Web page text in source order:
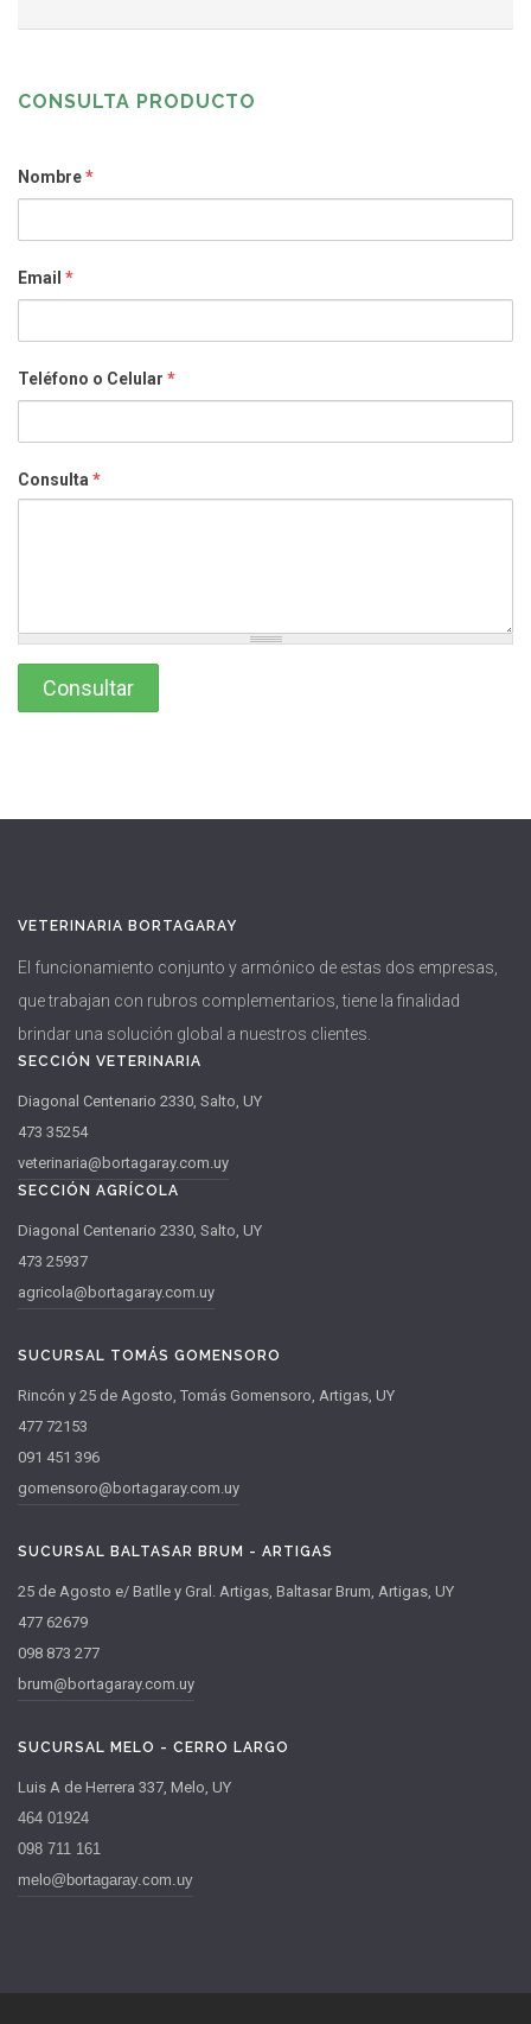
CONSULTA PRODUCTO
Nombre*
Email *
Teléfono o Celular *
Consulta *
VETERINARIA BORTAGARAY
El funcionamiento conjunto y armónico de estas dos empresas,
que trabajan con rubros complementarios, tiene la finalidad
brindar una solución global a nuestros clientes.
SECCIÓN VETERINARIA
Diagonal Centenario 2330, Salto, UY
473 35254
veterinaria@bortagaray.com.uy
SECCIÓN AGRÍCOLA
Diagonal Centenario 2330, Salto, UY
473 25937
agricola@bortagaray.com.uy
SUCURSAL TOMÁS GOMENSORO
Rincón y 25 de Agosto, Tomás Gomensoro, Artigas, UY
477 72153
091 451 396
gomensoro@bortagaray.com.uy
SUCURSAL BALTASAR BRUM - ARTIGAS
25 de Agosto e/ Batlle y Gral. Artigas, Baltasar Brum, Artigas, UY
477 62679
098 873 277
brum@bortagaray.com.uy
SUCURSAL MELO - CERRO LARGO
Luis A de Herrera 337, Melo, UY
464 01924
098 711 161
melo@bortagaray.com.uy